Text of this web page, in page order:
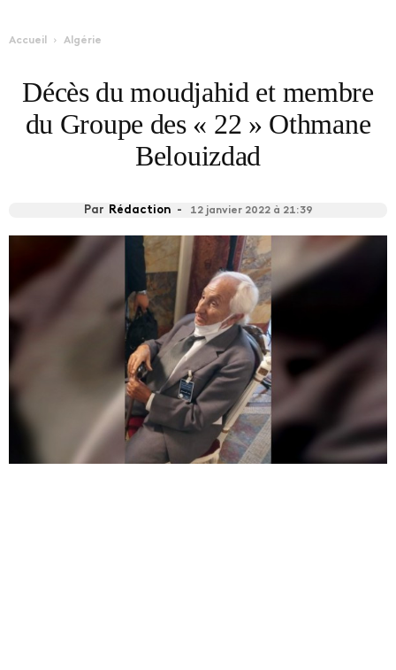
Accueil Algérie
Décès du moudjahid et membre
du Groupe des « 22 » Othmane
Belouizdad
Par Rédaction - 12 janvier 2022 à 21:39